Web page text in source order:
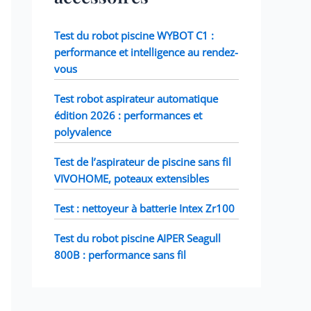
Test du robot piscine WYBOT C1 :
performance et intelligence au rendez-
vous
Test robot aspirateur automatique
édition 2026 : performances et
polyvalence
Test de l’aspirateur de piscine sans fil
VIVOHOME, poteaux extensibles
Test : nettoyeur à batterie Intex Zr100
Test du robot piscine AIPER Seagull
800B : performance sans fil